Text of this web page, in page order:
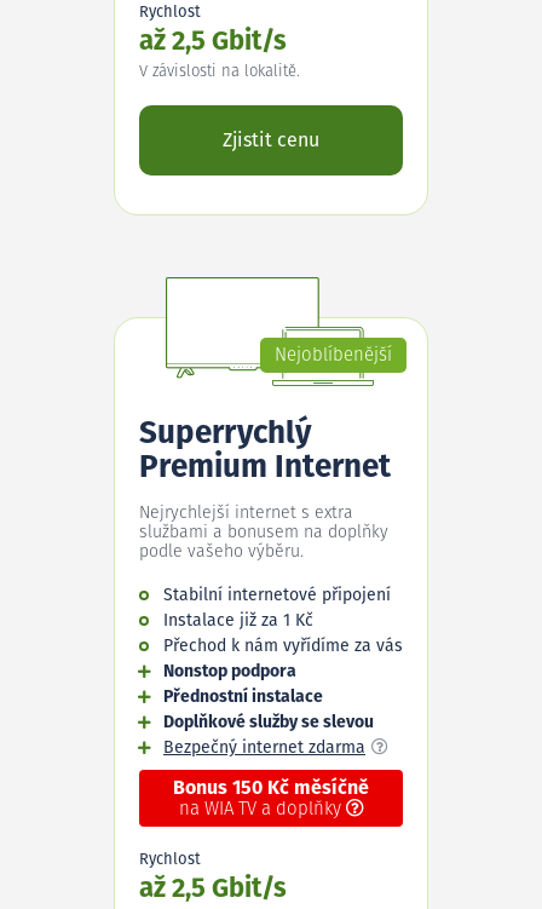
Rychlost
až 2,5 Gbit/s
V závislosti na lokalitě.
Zjistit cenu
Nejoblíbenější
Superrychlý
Premium Internet
Nejrychlejší internet s extra
službami a bonusem na doplňky
podle vašeho výběru.
Stabilní internetové připojení
Instalace již za 1 Kč
Přechod k nám vyřídíme za vás
Nonstop podpora
Přednostní instalace
Doplňkové služby se slevou
Bezpečný internet zdarma
Bonus 150 Kč měsíčně
na WIA TV a doplňky
Rychlost
až 2,5 Gbit/s